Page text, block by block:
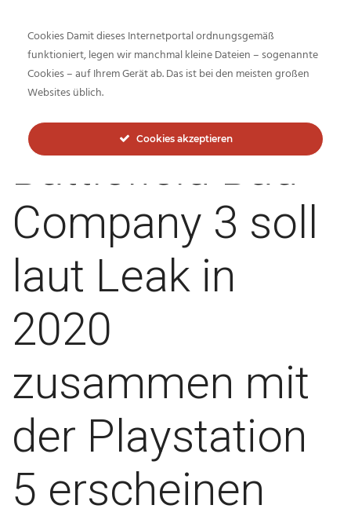
Inside-Network.net
Battlefield Bad
Company 3 soll
laut Leak in
2020
zusammen mit
der Playstation
5 erscheinen
Cookies Damit dieses Internetportal ordnungsgemäß
funktioniert, legen wir manchmal kleine Dateien – sogenannte
Cookies – auf Ihrem Gerät ab. Das ist bei den meisten großen
Websites üblich.
Cookies akzeptieren